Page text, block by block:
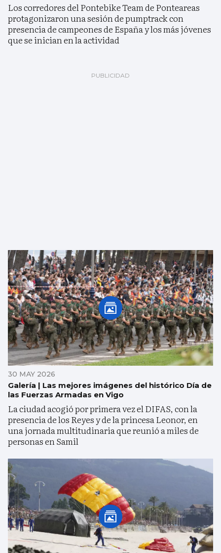
Los corredores del Pontebike Team de Ponteareas
protagonizaron una sesión de pumptrack con
presencia de campeones de España y los más jóvenes
que se inician en la actividad
30 MAY 2026
Galería | Las mejores imágenes del histórico Día de
las Fuerzas Armadas en Vigo
La ciudad acogió por primera vez el DIFAS, con la
presencia de los Reyes y de la princesa Leonor, en
una jornada multitudinaria que reunió a miles de
personas en Samil